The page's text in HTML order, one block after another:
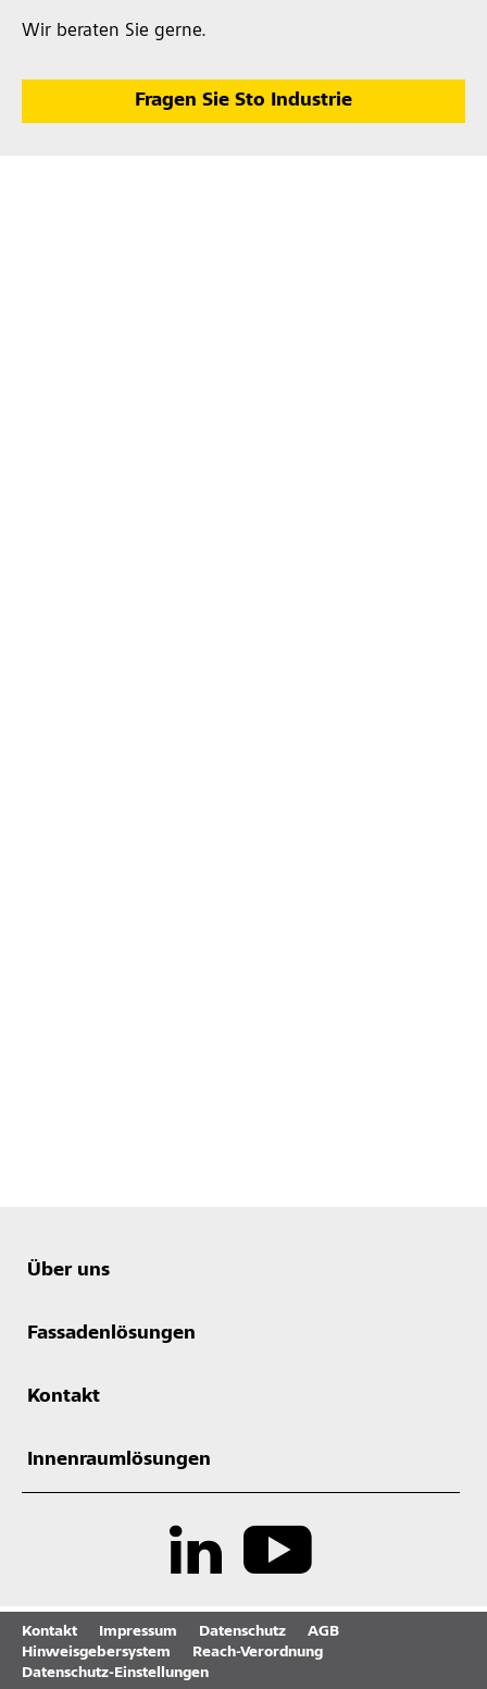
Wir beraten Sie gerne.
Fragen Sie Sto Industrie
Über uns
Fassadenlösungen
Kontakt
Innenraumlösungen
Kontakt Impressum Datenschutz
AGB
Hinweisgebersystem
Reach-Verordnung
Datenschutz-Einstellungen